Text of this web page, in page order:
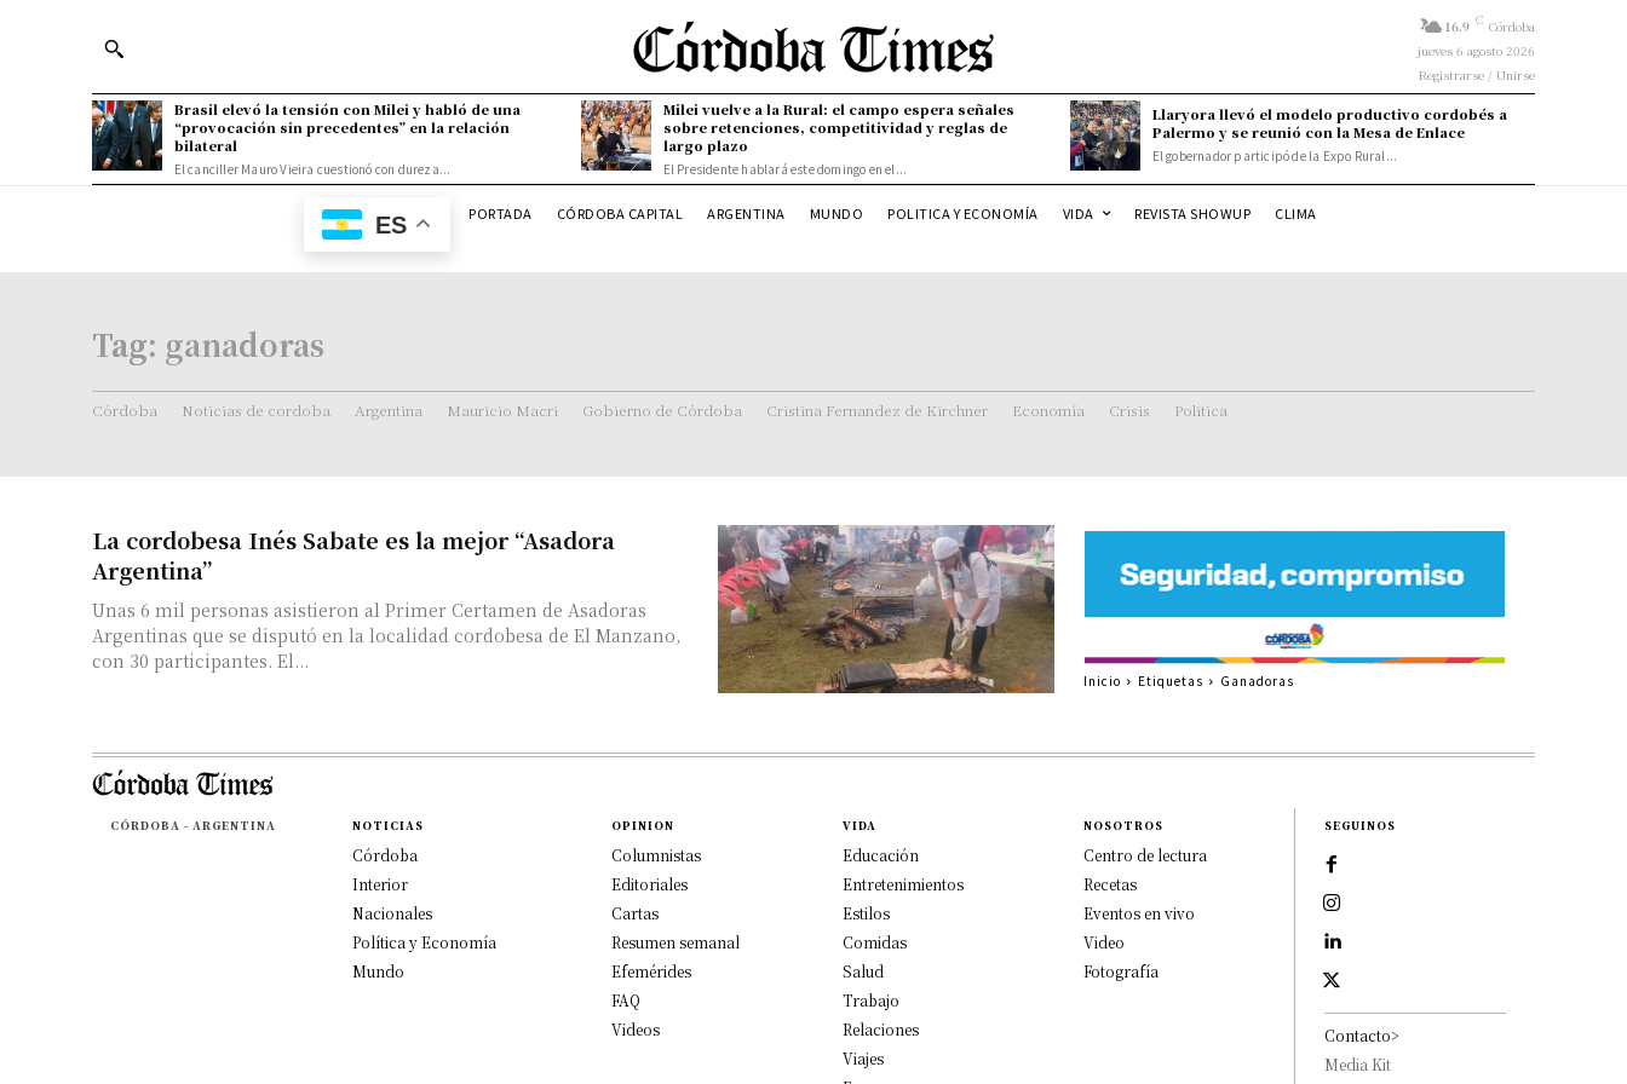
16.9 C Córdoba
jueves 6 agosto 2026
Registrarse / Unirse
Brasil elevó la tensión con Milei y habló de una
“provocación sin precedentes” en la relación
bilateral
El canciller Mauro Vieira cuestionó con dureza...
Milei vuelve a la Rural: el campo espera señales
sobre retenciones, competitividad y reglas de
largo plazo
El Presidente hablará este domingo en el...
Llaryora llevó el modelo productivo cordobés a
Palermo y se reunió con la Mesa de Enlace
El gobernador participó de la Expo Rural...
ES PORTADA CÓRDOBA CAPITAL ARGENTINA MUNDO POLITICA Y ECONOMÍA VIDA REVISTA SHOWUP CLIMA
Tag: ganadoras
Córdoba Noticias de cordoba Argentina Mauricio Macri Gobierno de Córdoba Cristina Fernandez de Kirchner Economía Crisis Politica
La cordobesa Inés Sabate es la mejor “Asadora
Argentina”
Unas 6 mil personas asistieron al Primer Certamen de Asadoras
Argentinas que se disputó en la localidad cordobesa de El Manzano,
con 30 participantes. El...
Inicio Etiquetas Ganadoras
CÓRDOBA - ARGENTINA NOTICIAS
Córdoba
Interior
Nacionales
Política y Economía
Mundo
OPINION
Columnistas
Editoriales
Cartas
Resumen semanal
Efemérides
FAQ
Videos
VIDA
Educación
Entretenimientos
Estilos
Comidas
Salud
Trabajo
Relaciones
Viajes
NOSOTROS
Centro de lectura
Recetas
Eventos en vivo
Video
Fotografía
SEGUINOS
Contacto>
Media Kit